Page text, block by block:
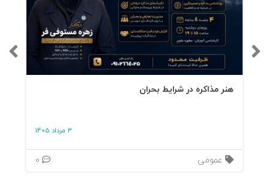
فهرست کتاب استراتژی
مسیریابی برند
بخش اول: آماده، هدف، برند
1. ذهنیت و اسطوره‌های برندسازی و بازاریابی
2. هرم خبرگی بازاریابی
هنر مذاکره در شرایط بحران
3 مرداد 1405
عمومی